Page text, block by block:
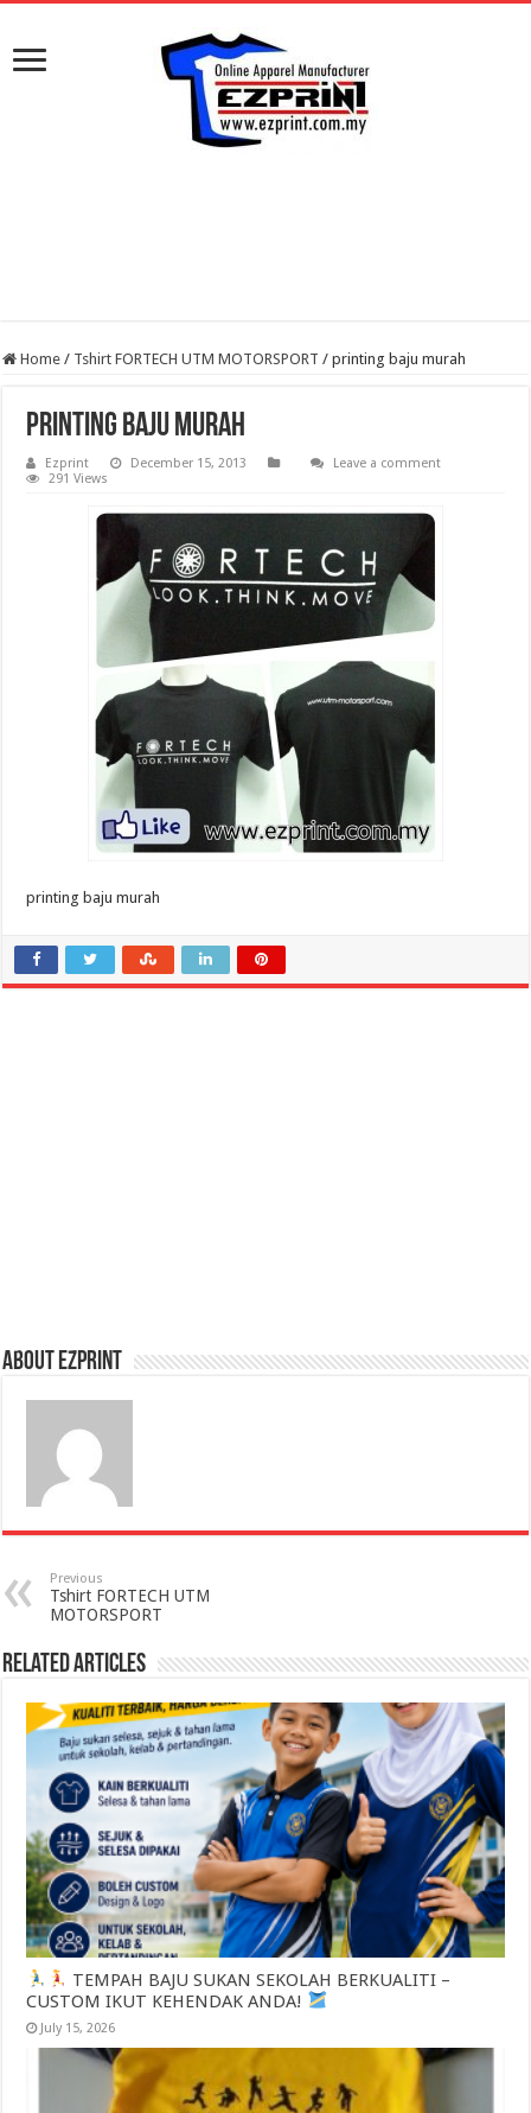
Home / Tshirt FORTECH UTM MOTORSPORT / printing baju murah
printing baju murah
Ezprint December 15, 2013
Leave a comment
291 Views
printing baju murah
About Ezprint
Previous
Tshirt FORTECH UTM
MOTORSPORT
Related Articles
TEMPAH BAJU SUKAN SEKOLAH BERKUALITI –
CUSTOM IKUT KEHENDAK ANDA!
July 15, 2026